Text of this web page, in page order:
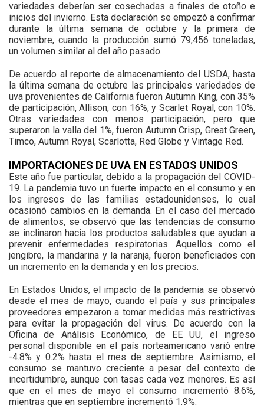
variedades deberían ser cosechadas a finales de otoño e
inicios del invierno. Esta declaración se empezó a confirmar
durante la última semana de octubre y la primera de
noviembre, cuando la producción sumó 79,456 toneladas,
un volumen similar al del año pasado.
De acuerdo al reporte de almacenamiento del USDA, hasta
la última semana de octubre las principales variedades de
uva provenientes de California fueron Autumn King, con 35%
de participación, Allison, con 16%, y Scarlet Royal, con 10%.
Otras variedades con menos participación, pero que
superaron la valla del 1%, fueron Autumn Crisp, Great Green,
Timco, Autumn Royal, Scarlotta, Red Globe y Vintage Red.
IMPORTACIONES DE UVA EN ESTADOS UNIDOS
Este año fue particular, debido a la propagación del COVID-
19. La pandemia tuvo un fuerte impacto en el consumo y en
los ingresos de las familias estadounidenses, lo cual
ocasionó cambios en la demanda. En el caso del mercado
de alimentos, se observó que las tendencias de consumo
se inclinaron hacia los productos saludables que ayudan a
prevenir enfermedades respiratorias. Aquellos como el
jengibre, la mandarina y la naranja, fueron beneficiados con
un incremento en la demanda y en los precios.
En Estados Unidos, el impacto de la pandemia se observó
desde el mes de mayo, cuando el país y sus principales
proveedores empezaron a tomar medidas más restrictivas
para evitar la propagación del virus. De acuerdo con la
Oficina de Análisis Económico, de EE UU, el ingreso
personal disponible en el país norteamericano varió entre
-4.8% y 0.2% hasta el mes de septiembre. Asimismo, el
consumo se mantuvo creciente a pesar del contexto de
incertidumbre, aunque con tasas cada vez menores. Es así
que en el mes de mayo el consumo incrementó 8.6%,
mientras que en septiembre incrementó 1.9%.